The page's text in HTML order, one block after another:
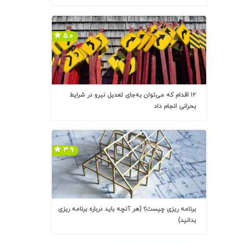
۱۲ اقدام که می‌توان به‌جای تعدیل نیرو در شرایط
بحرانی انجام داد
۵.۰
برنامه ریزی چیست؟ (هر آنچه باید درباره برنامه ریزی
بدانید)
۳.۹